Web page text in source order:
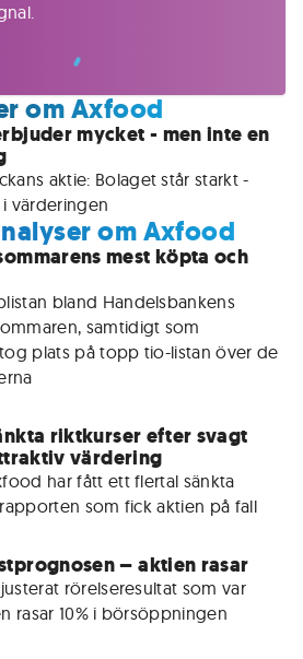
om Axfood
mycket - men inte en
aktie: Bolaget står starkt -
värderingen
om Axfood
mest köpta och
bland Handelsbankens
samtidigt som
plats på topp tio-listan över de
riktkurser efter svagt
värdering
har fått ett flertal sänkta
som fick aktien på fall
– aktien rasar
rörelseresultat som var
rasar 10% i börsöppningen